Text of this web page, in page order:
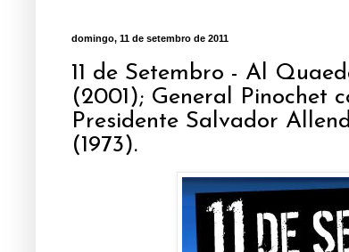
domingo, 11 de setembro de 2011
11 de Setembro - Al
(2001); General Pinochet
Presidente Salvador
(1973).